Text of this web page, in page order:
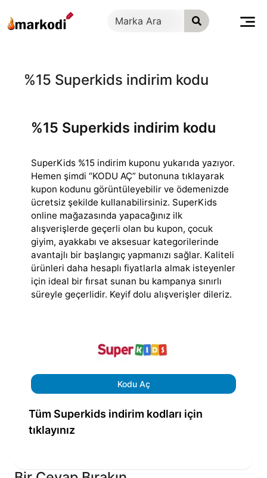
geç
%15 Superkids indirim kodu
%15 Superkids indirim kodu
SuperKids %15 indirim kuponu yukarıda yazıyor.
Hemen şimdi “KODU AÇ” butonuna tıklayarak
kupon kodunu görüntüleyebilir ve ödemenizde
ücretsiz şekilde kullanabilirsiniz. SuperKids
online mağazasında yapacağınız ilk
alışverişlerde geçerli olan bu kupon, çocuk
giyim, ayakkabı ve aksesuar kategorilerinde
avantajlı bir başlangıç yapmanızı sağlar. Kaliteli
ürünleri daha hesaplı fiyatlarla almak isteyenler
için ideal bir fırsat sunan bu kampanya sınırlı
süreyle geçerlidir. Keyif dolu alışverişler dileriz.
Kodu Aç
Tüm Superkids indirim kodları için
tıklayınız